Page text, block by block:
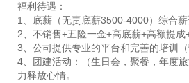
福利待遇：
1、底薪（无责底薪3500-4000）综合
2、不销售+五险一金+高底薪+高额提成
3、公司提供专业的平台和完善的培训（
4、团建活动：（生日会，聚餐，年度
力释放心情。